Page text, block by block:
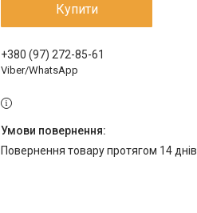
Купити
+380 (97) 272-85-61
Viber/WhatsApp
повернення товару протягом 14 днів